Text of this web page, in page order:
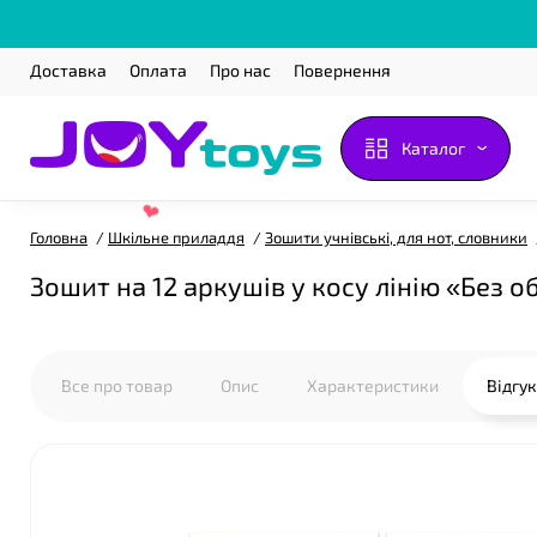
Доставка Оплата Про нас Повернення
Каталог
Головна Шкільне приладдя Зошити учнівські, для нот, словники
Зошит на 12 аркушів у косу лінію
Все про товар Опис Характеристики